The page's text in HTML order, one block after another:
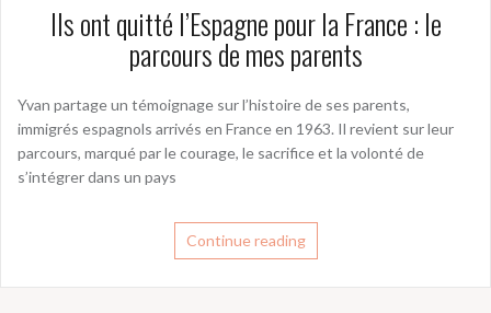
Ils ont quitté l’Espagne pour la France : le
parcours de mes parents
Yvan partage un témoignage sur l’histoire de ses parents,
immigrés espagnols arrivés en France en 1963. Il revient sur leur
parcours, marqué par le courage, le sacrifice et la volonté de
s’intégrer dans un pays
Continue reading